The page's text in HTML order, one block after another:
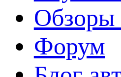
Обзоры
Форум